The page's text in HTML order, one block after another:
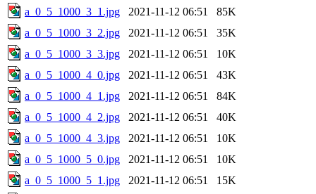
a_0_5_1000_3_1.jpg
2021-11-12 06:51
85K
a_0_5_1000_3_2.jpg
2021-11-12 06:51
35K
a_0_5_1000_3_3.jpg
2021-11-12 06:51
10K
a_0_5_1000_4_0.jpg
2021-11-12 06:51
43K
a_0_5_1000_4_1.jpg
2021-11-12 06:51
84K
a_0_5_1000_4_2.jpg
2021-11-12 06:51
40K
a_0_5_1000_4_3.jpg
2021-11-12 06:51
10K
a_0_5_1000_5_0.jpg
2021-11-12 06:51
10K
a_0_5_1000_5_1.jpg
2021-11-12 06:51
15K